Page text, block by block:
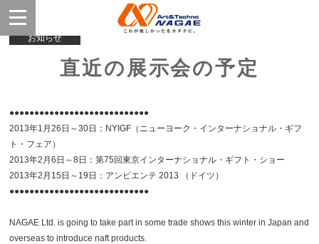
お知らせ
直近の展示会の予定
●●●●●●●●●●●●●●●●●●●●●●●●●●●●
2013年1月26日～30日：NYIGF（ニューヨーク・インターナショナル・ギフ
ト・フェア）
2013年2月6日～8日：第75回東京インターナショナル・ギフト・ショー
2013年2月15日～19日：アンビエンテ 2013 （ドイツ）
●●●●●●●●●●●●●●●●●●●●●●●●●●●●
NAGAE Ltd. is going to take part in some trade shows this winter in Japan and
overseas to introduce naft products.